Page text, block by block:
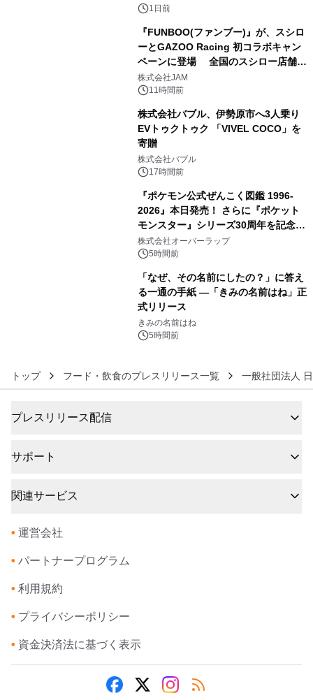
1日前
『FUNBOO(ファンブー)』が、スシロ
ーとGAZOO Racing 初コラボキャン
ペーンに登場 全国のスシロー店舗で
GR 4車種の FUNBOO(ミニカー)付き
メニューが展開されます
株式会社JAM
11時間前
株式会社バブル、伊勢原市へ3人乗り
EVトゥクトゥク 「VIVEL COCO」を
寄贈
株式会社バブル
17時間前
『ポケモン公式ぜんこく図鑑 1996-
2026』本日発売！ さらに『ポケット
モンスター』シリーズ30周年を記念し
た画集『ポケットモンスター ビジュア
ルアートブック』の発売決定！ 2026
株式会社オーバーラップ
5時間前
「なぜ、その名前にしたの？」に答え
る一通の手紙 ―「きみの名前はね」正
式リリース
きみの名前はね
5時間前
トップ フード・飲食のプレスリリース一覧 一般社団法人
プレスリリース配信
サポート
関連サービス
• 運営会社
• パートナープログラム
• 利用規約
• プライバシーポリシー
• 資金決済法に基づく表示